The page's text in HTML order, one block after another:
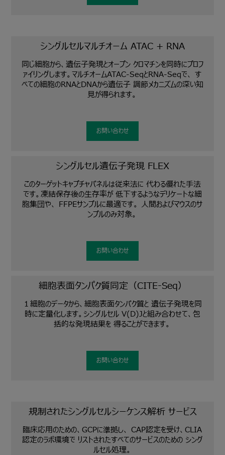
シングルセルマルチオーム ATAC + RNA
同じ細胞から、遺伝子発現とオープン クロマチンを同時にプロフ
ァイリングします。マルチオームATAC-SeqとRNA-Seqで、 す
べての細胞のRNAとDNAから遺伝子 調節メカニズムの深い知
見が得られます。
お問い合わせ
シングルセル遺伝子発現 FLEX
このターゲットキャプチャパネルは従来法に 代わる優れた手法
です。凍結保存後の生存率が 低下するようなデリケートな細
胞集団や、 FFPEサンプルに最適です。 人間およびマウスのサ
ンプルのみ対象。
お問い合わせ
細胞表面タンパク質同定（CITE-Seq）
１細胞のデータから、細胞表面タンパク質と 遺伝子発現を同
時に定量化します。シングルセル V(D)Jと組み合わせて、包
括的な発現結果を 得ることができます。
お問い合わせ
規制されたシングルセルシーケンス解析 サービス
臨床応用のための、GCPに準拠し、 CAP認定を受け、CLIA
認定のラボ環境で リストされたすべてのサービスのための シング
ルセル処理。